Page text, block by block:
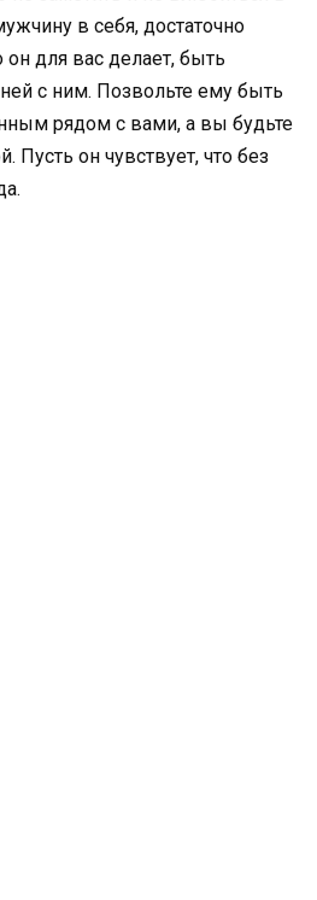
в себя, достаточно
он для вас делает, быть
с ним. Позвольте ему быть
рядом с вами, а вы будьте
Пусть он чувствует, что без